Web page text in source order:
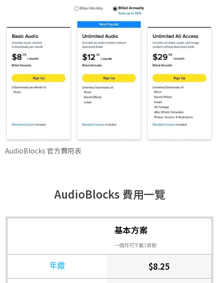
AudioBlocks 官方費用表
​AudioBlocks 費用一覽​
基本方案
一個月可下載3首歌
​$8.25